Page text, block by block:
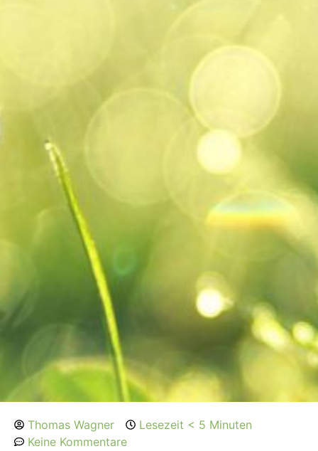
Thomas Wagner
Lesezeit < 5 Minuten
Keine Kommentare